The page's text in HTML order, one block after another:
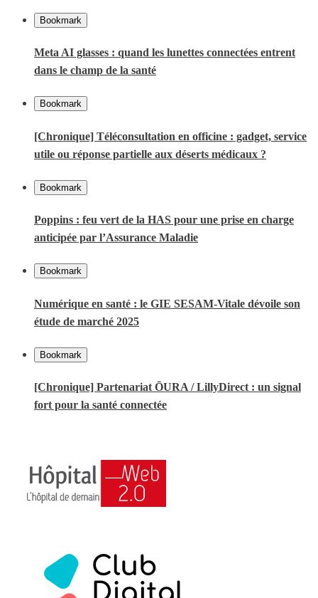
Bookmark
Meta AI glasses : quand les lunettes connectées entrent
dans le champ de la santé
Bookmark
[Chronique] Téléconsultation en officine : gadget, service
utile ou réponse partielle aux déserts médicaux ?
Bookmark
Poppins : feu vert de la HAS pour une prise en charge
anticipée par l’Assurance Maladie
Bookmark
Numérique en santé : le GIE SESAM-Vitale dévoile son
étude de marché 2025
Bookmark
[Chronique] Partenariat ŌURA / LillyDirect : un signal
fort pour la santé connectée